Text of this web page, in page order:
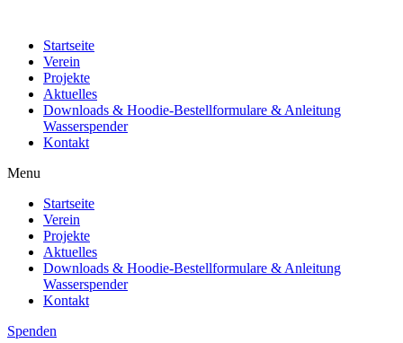
Startseite
Verein
Projekte
Aktuelles
Downloads & Hoodie-Bestellformulare & Anleitung
Wasserspender
Kontakt
Menu
Startseite
Verein
Projekte
Aktuelles
Downloads & Hoodie-Bestellformulare & Anleitung
Wasserspender
Kontakt
Spenden